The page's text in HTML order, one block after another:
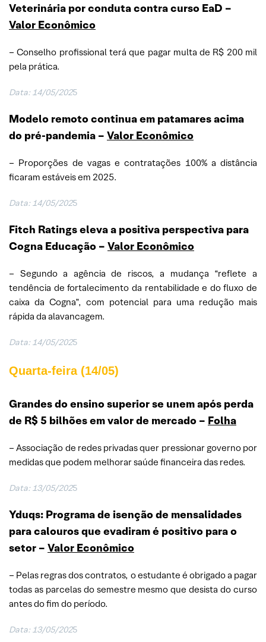
Veterinária por conduta contra curso EaD –
Valor Econômico
– Conselho profissional terá que pagar multa de R$ 200 mil
pela prática.
Data: 14/05/2025
Modelo remoto continua em patamares acima
do pré-pandemia – Valor Econômico
– Proporções de vagas e contratações 100% a distância
ficaram estáveis em 2025.
Data: 14/05/2025
Fitch Ratings eleva a positiva perspectiva para
Cogna Educação – Valor Econômico
– Segundo a agência de riscos, a mudança “reflete a
tendência de fortalecimento da rentabilidade e do fluxo de
caixa da Cogna”, com potencial para uma redução mais
rápida da alavancagem.
Data: 14/05/2025
Quarta-feira (14/05)
Grandes do ensino superior se unem após perda
de R$ 5 bilhões em valor de mercado – Folha
– Associação de redes privadas quer pressionar governo por
medidas que podem melhorar saúde financeira das redes.
Data: 13/05/2025
Yduqs: Programa de isenção de mensalidades
para calouros que evadiram é positivo para o
setor – Valor Econômico
– Pelas regras dos contratos, o estudante é obrigado a pagar
todas as parcelas do semestre mesmo que desista do curso
antes do fim do período.
Data: 13/05/2025